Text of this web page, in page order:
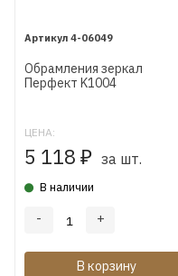
4-06049
Обрамления зеркал
Перфект K1004
ЦЕНА:
5 118 ₽ за шт.
В наличии
- +
В корзину